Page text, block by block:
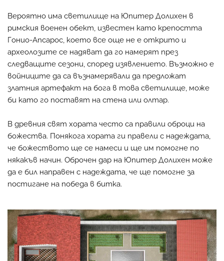
Вероятно има светилище на Юпитер Долихен в
римския военен обект, известен като крепостта
Гонио-Апсарос, което все още не е открито и
археолозите се надяват да го намерят през
следващите сезони, според изявлението. Възможно е
войниците да са възнамерявали да предложат
златния артефакт на бога в това светилище, може
би като го поставят на стена или олтар.
В древния свят хората често са правили оброци на
божества. Понякога хората ги правели с надеждата,
че божеството ще се намеси и ще им помогне по
някакъв начин. Оброчен дар на Юпитер Долихен може
да е бил направен с надеждата, че ще помогне за
постигане на победа в битка.